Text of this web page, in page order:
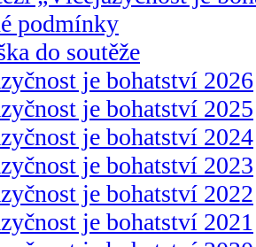
podmínky
do soutěže
je bohatství 2026
je bohatství 2025
je bohatství 2024
je bohatství 2023
je bohatství 2022
je bohatství 2021